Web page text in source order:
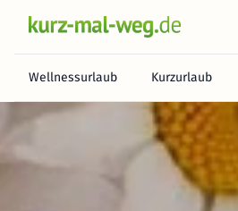
Wellnessurlaub Kurzurlaub